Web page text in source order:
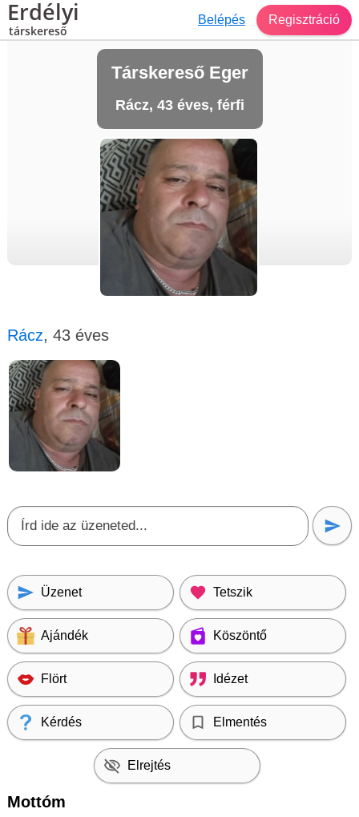
Erdélyi
társkereső
Belépés Regisztráció
Társkereső Eger
Rácz, 43 éves, férfi
Rácz, 43 éves
Üzenet Tetszik
Ajándék Köszöntő
Flört Idézet
Kérdés Elmentés
Elrejtés
Mottóm